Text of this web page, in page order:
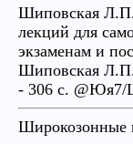
Шиповская Л.П.
лекций для
экзаменам и
Шиповская
- 306 с.
Широкозонные